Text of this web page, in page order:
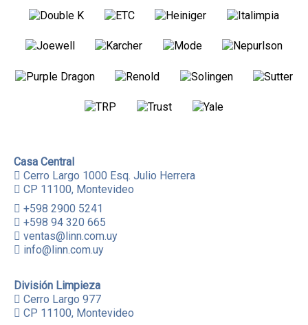
Casa Central
Cerro Largo 1000 Esq. Julio Herrera
CP 11100, Montevideo
+598 2900 5241
+598 94 320 665
ventas@linn.com.uy
info@linn.com.uy
División Limpieza
Cerro Largo 977
CP 11100, Montevideo